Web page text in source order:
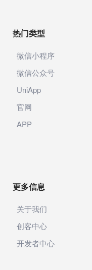
热门类型
微信小程序
微信公众号
UniApp
官网
APP
更多信息
关于我们
创客中心
开发者中心